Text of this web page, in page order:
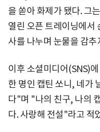
을 쏟아 화제가 됐다. 그
열린 오픈 트레이닝에서
사를 나누며 눈물을 감추
이후 소셜미디어(SNS)
한 명인 캡틴 쏘니, 네가
다"며 "나의 친구, 나의
다. 사랑해 전설"라고 적